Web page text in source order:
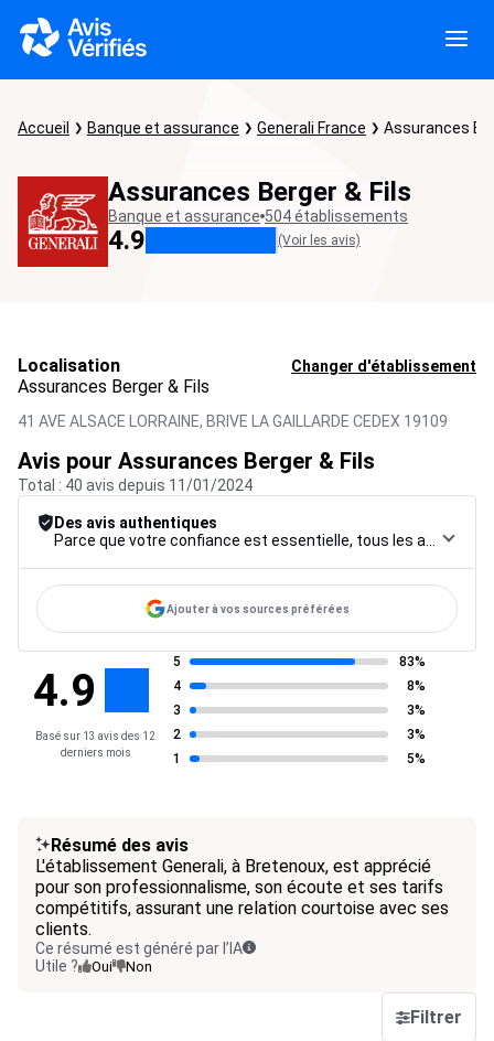
Accueil Banque et assurance Generali France Assurances
Assurances Berger & Fils
Banque et assurance 504 établissements
4.9 (Voir les avis)
Localisation Changer d'établissement
Assurances Berger & Fils
41 AVE ALSACE LORRAINE, BRIVE LA GAILLARDE CEDEX 19109
Avis pour Assurances Berger & Fils
Total : 40 avis depuis 11/01/2024
Des avis authentiques
Ajouter à vos sources préférées
4.9
Basé sur 13 avis des 12
derniers mois
5
83%
4
8%
3
3%
2
3%
1
5%
Résumé des avis
L'établissement Generali, à Bretenoux, est apprécié
pour son professionnalisme, son écoute et ses tarifs
compétitifs, assurant une relation courtoise avec ses
clients.
Ce résumé est généré par l’IA
Utile ?
Oui Non
Filtrer